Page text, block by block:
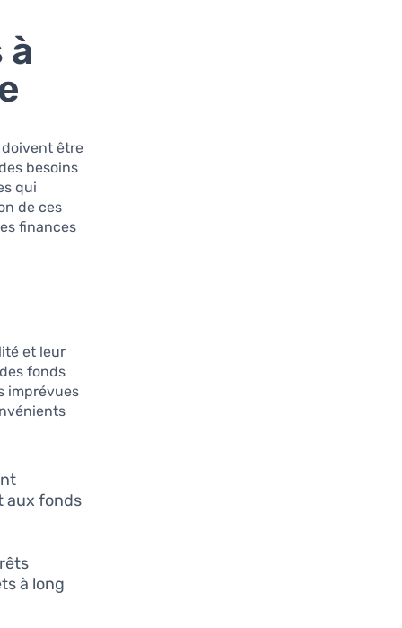
doivent être
besoins
qui
de ces
finances
et leur
fonds
imprévues
aux fonds
à long